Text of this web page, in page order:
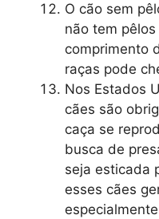
O cão sem
não tem
comprimento
raças pode
Nos Estados
cães são
caça se
busca de
seja esticada
esses cães